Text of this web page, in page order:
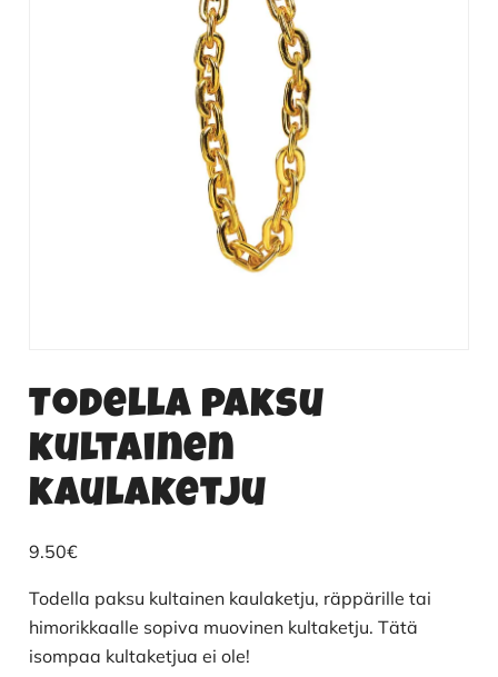
Todella paksu
kultainen
kaulaketju
9.50€
Todella paksu kultainen kaulaketju, räppärille tai
himorikkaalle sopiva muovinen kultaketju. Tätä
isompaa kultaketjua ei ole!